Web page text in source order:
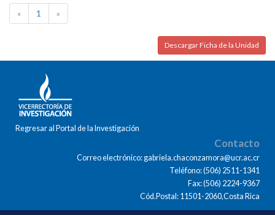
« 1 »
Descargar Ficha de la Unidad
Regresar al Portal de la Investigación
Contacto
Correo electrónico: gabriela.chaconzamora@ucr.ac.cr
Teléfono: (506) 2511-1341
Fax: (506) 2224-9367
Cód.Postal: 11501-2060,Costa Rica